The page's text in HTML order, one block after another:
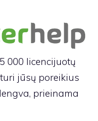
000 licencijuotų
jūsų poreikius
prieinama